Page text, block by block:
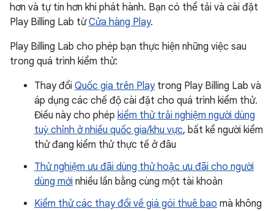
hơn và tự tin hơn khi phát hành. Bạn có thể tải và cài đặt
Play Billing Lab từCửa hàng Play.
Play Billing Lab cho phép bạn thực hiện những việc sau
trong quá trình kiểm thử:
Thay đổi Quốc gia trên Playtrong Play Billing Lab và
áp dụng các chế độ cài đặt cho quá trình kiểm thử.
Điều này cho phép kiểm thử trải nghiệm người dùng
tuỳ chỉnh ở nhiều quốc gia/khu vực, bất kể người kiểm
thử đang kiểm thử thực tế ở đâu
Thử nghiệm ưu đãi dùng thử hoặc ưu đãi cho người
dùng mới nhiều lần bằng cùng một tài khoản
Kiểm thử các thay đổi về giá gói thuê bao mà không